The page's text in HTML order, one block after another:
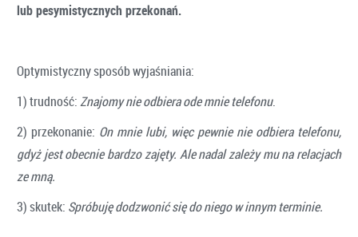
lub pesymistycznych przekonań.
Optymistyczny sposób wyjaśniania:
1) trudność:Znajomy nie odbiera ode mnie telefonu.
2) przekonanie: On mnie lubi, więc pewnie nie odbiera telefonu,
gdyż jest obecnie bardzo zajęty. Ale nadal zależy mu na relacjach
ze mną.
3) skutek: Spróbuję dodzwonić się do niego w innym terminie.